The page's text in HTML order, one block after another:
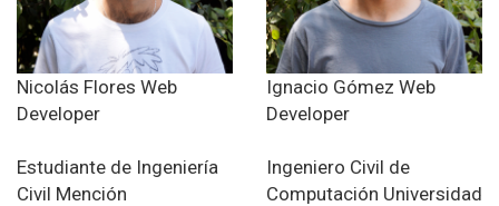
Nicolás Flores Web
Developer
Estudiante de Ingeniería
Civil Mención
Ignacio Gómez Web
Developer
Ingeniero Civil de
Computación Universidad